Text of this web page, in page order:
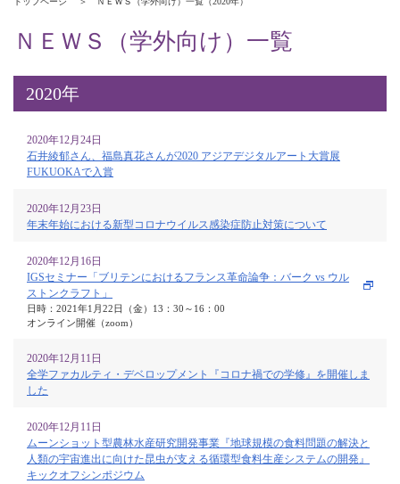
ＮＥＷＳ（学外向け）一覧
2020年
2020年12月24日
石井綾郁さん、福島真花さんが2020 アジアデジタルアート大賞展
FUKUOKAで入賞
2020年12月23日
年末年始における新型コロナウイルス感染症防止対策について
2020年12月16日
IGSセミナー「ブリテンにおけるフランス革命論争：バーク vs ウル
ストンクラフト」
日時：2021年1月22日（金）13：30～16：00
オンライン開催（zoom）
2020年12月11日
全学ファカルティ・デベロップメント『コロナ禍での学修』を開催しま
した
2020年12月11日
ムーンショット型農林水産研究開発事業『地球規模の食料問題の解決と
人類の宇宙進出に向けた昆虫が支える循環型食料生産システムの開発』
キックオフシンポジウム